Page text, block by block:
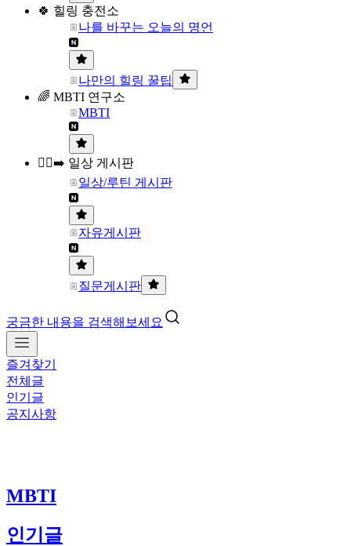
🍀 힐링 충전소
나를 바꾸는 오늘의 명언
나만의 힐링 꿀팁
🌈 MBTI 연구소
MBTI
🏃‍♀️‍➡️ 일상 게시판
일상/루틴 게시판
자유게시판
질문게시판
궁금한 내용을 검색해보세요
즐겨찾기
전체글
인기글
공지사항
MBTI
인기글